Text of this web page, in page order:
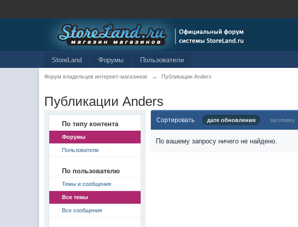
StoreLand Форумы Пользователи
Форум владельцев интернет-магазинов → Публикации Anders
Публикации Anders
По типу контента
Форумы
Пользователи
По пользователю
Темы и сообщения
Все темы
Все сообщения
Сортировать дате обновления заголовку
По вашему запросу ничего не найдено.